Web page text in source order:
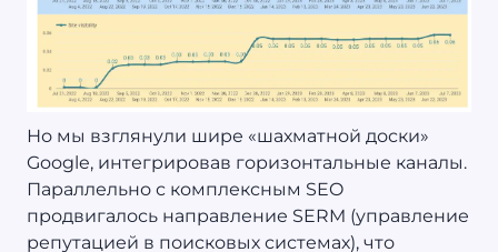
Но мы взглянули шире «шахматной доски»
Google, интегрировав горизонтальные каналы.
Параллельно с комплексным SEO
продвигалось направление SERM (управление
репутацией в поисковых системах), что